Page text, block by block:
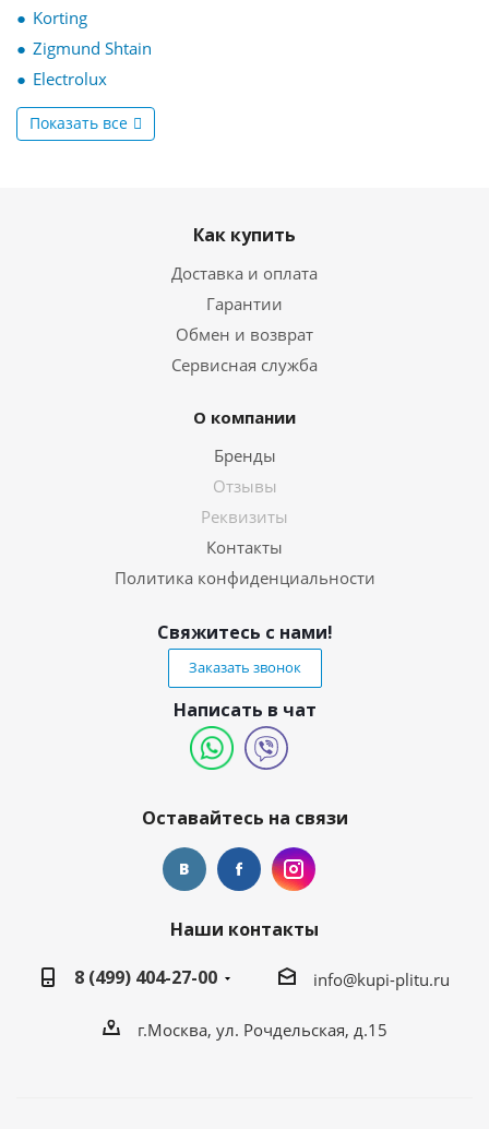
Korting
Zigmund Shtain
Electrolux
Показать все
Как купить
Доставка и оплата
Гарантии
Обмен и возврат
Сервисная служба
О компании
Бренды
Отзывы
Реквизиты
Контакты
Политика конфиденциальности
Свяжитесь с нами!
Заказать звонок
Написать в чат
Оставайтесь на связи
Наши контакты
8 (499) 404-27-00
info@kupi-plitu.ru
г.Москва, ул. Рочдельская, д.15